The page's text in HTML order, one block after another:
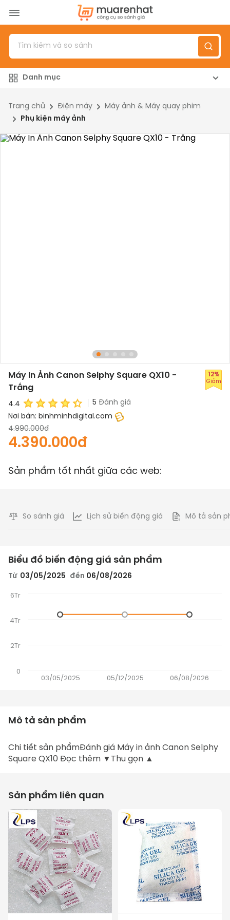
Menu
Sản phẩm
Đánh giá sản phẩm
Đăng nhập/ Đăng ký
Danh mục
Trang chủ Điện máy
Máy ảnh & Máy quay phim
Phụ kiện máy ảnh
12%
Giảm
Máy In Ảnh Canon Selphy Square QX10 -
Trắng
4.4 5 Đánh giá
Nơi bán: binhminhdigital.com
4.990.000đ
4.390.000đ
Sản phẩm tốt nhất giữa các web:
So sánh giá Lịch sử biến động giá Mô tả sản
Biểu đồ biến động giá sản phẩm
Từ 03/05/2025 đến 06/08/2026
0
2Tr
4Tr
6Tr
03/05/2025 05/12/2025 06/08/2026
Mô tả sản phẩm
Chi tiết sản phẩmĐánh giá Máy in ảnh Canon Selphy
Square QX10 Đọc thêm ▼Thu gọn ▲
Sản phẩm liên quan